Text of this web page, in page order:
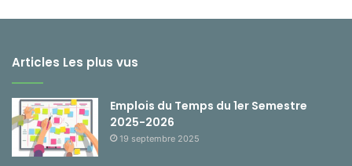
Articles Les plus vus
Emplois du Temps du 1er Semestre
2025-2026
19 septembre 2025